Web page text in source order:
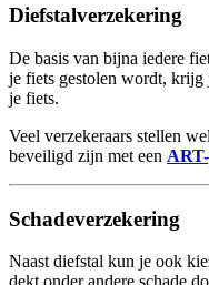
Diefstalverzekering
De basis van bijna iedere
je fiets gestolen wordt, krijg
je fiets.
Veel verzekeraars stellen
beveiligd zijn met een
Schadeverzekering
Naast diefstal kun je ook